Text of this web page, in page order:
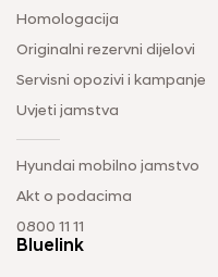
Homologacija
Originalni rezervni dijelovi
Servisni opozivi i kampanje
Uvjeti jamstva
Hyundai mobilno jamstvo
Akt o podacima
0800 11 11
Bluelink